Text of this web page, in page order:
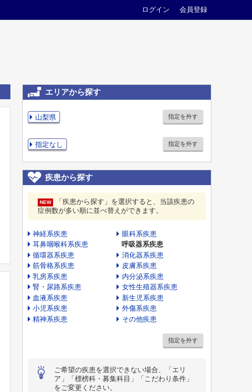
ログイン 会員登録
エリアから探す
山梨県 指定を外す
指定なし 指定を外す
疾患から探す
NEW
「疾患から探す」を選択すると、当該疾患の
症例数が多い順に並べ替えができます。
神経系疾患
眼科系疾患
耳鼻咽喉科系疾患
呼吸器系疾患
循環器系疾患
消化器系疾患
筋骨格系疾患
皮膚系疾患
乳房系疾患
内分泌系疾患
腎・尿路系疾患
女性生殖器系疾患
血液系疾患
新生児系疾患
小児系疾患
外傷系疾患
精神系疾患
その他疾患
指定を外す
ご希望の疾患を選択できない場合、「エリ
ア」「標榜科・募集科目」「こだわり条件」
をご変更ください。